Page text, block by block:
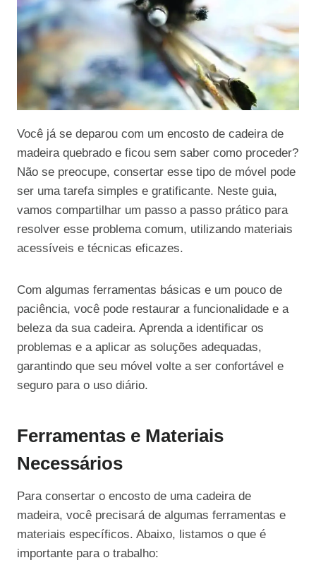
Você já se deparou com um encosto de cadeira de
madeira quebrado e ficou sem saber como proceder?
Não se preocupe, consertar esse tipo de móvel pode
ser uma tarefa simples e gratificante. Neste guia,
vamos compartilhar um passo a passo prático para
resolver esse problema comum, utilizando materiais
acessíveis e técnicas eficazes.
Com algumas ferramentas básicas e um pouco de
paciência, você pode restaurar a funcionalidade e a
beleza da sua cadeira. Aprenda a identificar os
problemas e a aplicar as soluções adequadas,
garantindo que seu móvel volte a ser confortável e
seguro para o uso diário.
Ferramentas e Materiais
Necessários
Para consertar o encosto de uma cadeira de
madeira, você precisará de algumas ferramentas e
materiais específicos. Abaixo, listamos o que é
importante para o trabalho: